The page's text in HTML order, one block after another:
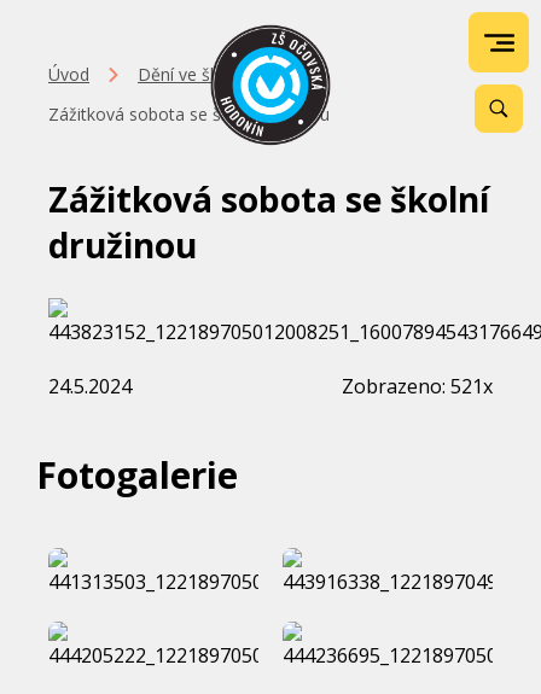
Úvod
Dění ve škole
Zážitková sobota se školní družinou
Zážitková sobota se školní
družinou
24.5.2024 Zobrazeno: 521x
Fotogalerie